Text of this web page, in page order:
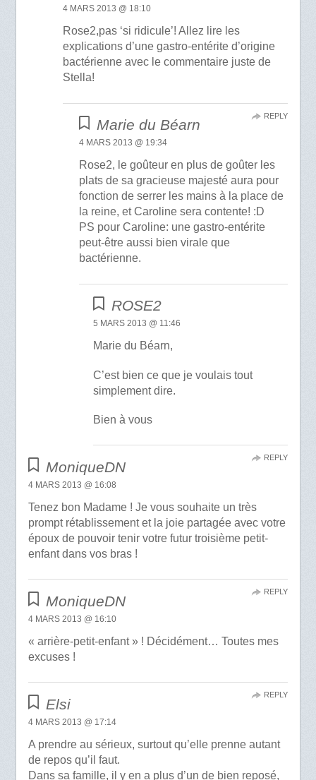
4 MARS 2013 @ 18:10
Rose2,pas ‘si ridicule’! Allez lire les
explications d’une gastro-entérite d’origine
bactérienne avec le commentaire juste de
Stella!
Marie du Béarn
4 MARS 2013 @ 19:34
Rose2, le goûteur en plus de goûter les
plats de sa gracieuse majesté aura pour
fonction de serrer les mains à la place de
la reine, et Caroline sera contente! :D
PS pour Caroline: une gastro-entérite
peut-être aussi bien virale que
bactérienne.
REPLY
ROSE2
5 MARS 2013 @ 11:46
Marie du Béarn,
C’est bien ce que je voulais tout
simplement dire.
Bien à vous
MoniqueDN
4 MARS 2013 @ 16:08
Tenez bon Madame ! Je vous souhaite un très
prompt rétablissement et la joie partagée avec votre
époux de pouvoir tenir votre futur troisième petit-
enfant dans vos bras !
REPLY
MoniqueDN
4 MARS 2013 @ 16:10
« arrière-petit-enfant » ! Décidément… Toutes mes
excuses !
REPLY
Elsi
4 MARS 2013 @ 17:14
A prendre au sérieux, surtout qu’elle prenne autant
de repos qu’il faut.
Dans sa famille, il y en a plus d’un de bien reposé,
REPLY